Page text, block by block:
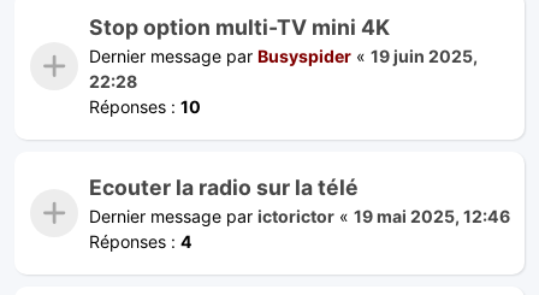
Stop option multi-TV mini 4K
Dernier message par Busyspider « 19 juin 2025,
22:28
Réponses : 10
Ecouter la radio sur la télé
Dernier message par ictorictor « 19 mai 2025, 12:46
Réponses : 4